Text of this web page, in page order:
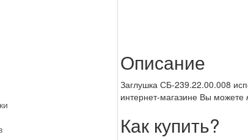
Описание
Заглушка СБ-239.22.00.008
интернет-магазине Вы можете
Как купить?